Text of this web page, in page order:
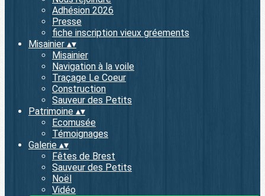
Adhésion 2026
Presse
fiche inscription vieux gréements
Misainier ▴▾
Misainier
Navigation à la voile
Traçage Le Coeur
Construction
Sauveur des Petits
Patrimoine ▴▾
Ecomusée
Témoignages
Galerie ▴▾
Fêtes de Brest
Sauveur des Petits
Noël
Vidéo